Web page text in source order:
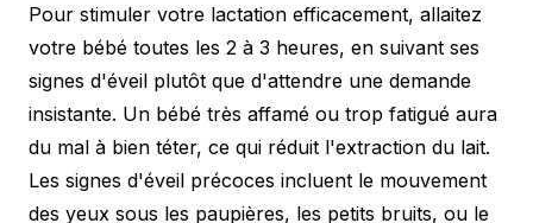
Pour stimuler votre lactation efficacement, allaitez
votre bébé toutes les 2 à 3 heures, en suivant ses
signes d'éveil plutôt que d'attendre une demande
insistante. Un bébé très affamé ou trop fatigué aura
du mal à bien téter, ce qui réduit l'extraction du lait.
Les signes d'éveil précoces incluent le mouvement
des yeux sous les paupières, les petits bruits, ou le